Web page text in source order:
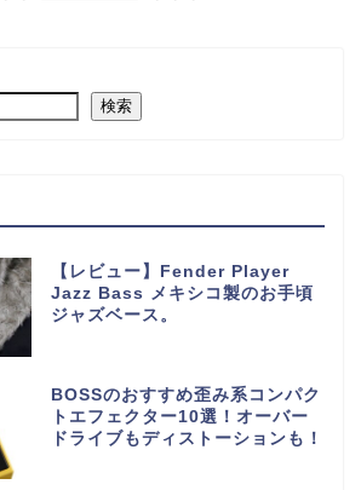
検索
【レビュー】Fender Player
Jazz Bass メキシコ製のお手頃
ジャズベース。
BOSSのおすすめ歪み系コンパク
トエフェクター10選！オーバー
ドライブもディストーションも！